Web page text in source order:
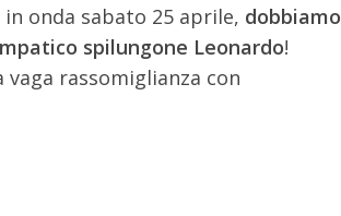
onda sabato 25 aprile, dobbiamo
spilungone Leonardo!
vaga rassomiglianza con